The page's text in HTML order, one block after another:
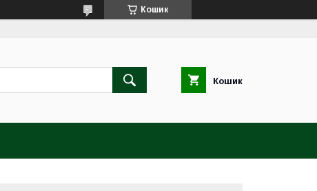
Кошик
Кошик